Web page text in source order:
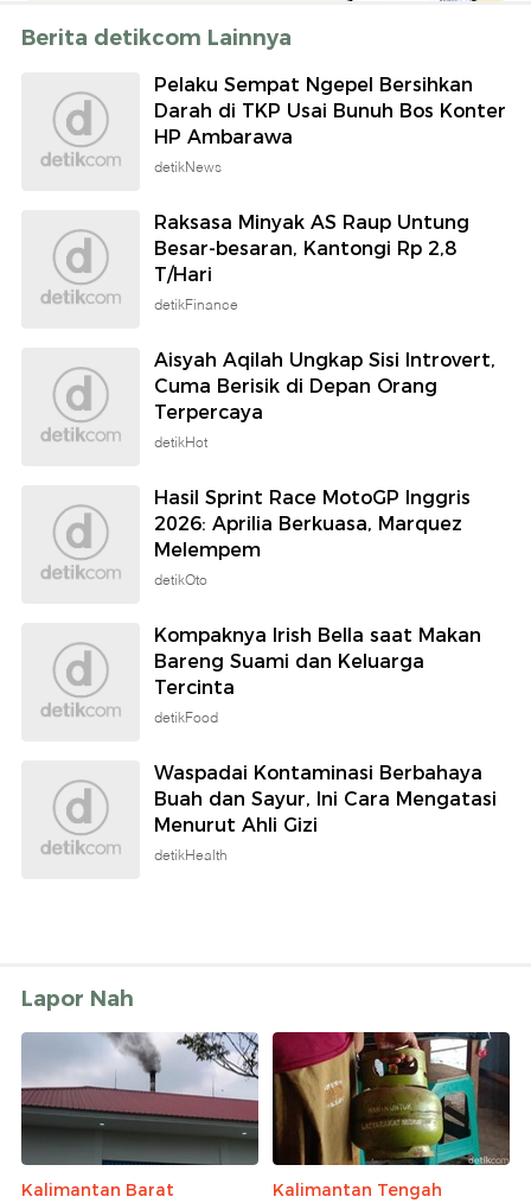
Berita detikcom Lainnya
Pelaku Sempat Ngepel Bersihkan
Darah di TKP Usai Bunuh Bos Konter
HP Ambarawa
detikNews
Raksasa Minyak AS Raup Untung
Besar-besaran, Kantongi Rp 2,8
T/Hari
detikFinance
Aisyah Aqilah Ungkap Sisi Introvert,
Cuma Berisik di Depan Orang
Terpercaya
detikHot
Hasil Sprint Race MotoGP Inggris
2026: Aprilia Berkuasa, Marquez
Melempem
detikOto
Kompaknya Irish Bella saat Makan
Bareng Suami dan Keluarga
Tercinta
detikFood
Waspadai Kontaminasi Berbahaya
Buah dan Sayur, Ini Cara Mengatasi
Menurut Ahli Gizi
detikHealth
Lapor Nah
Kalimantan Barat
Kalimantan Tengah